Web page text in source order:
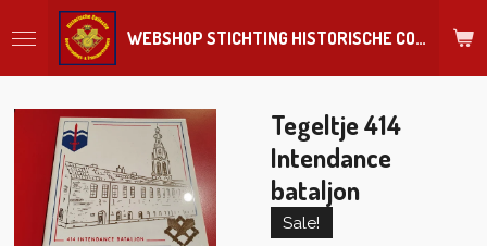
direct
hoofdinhoud
WEBSHOP STICHTING HISTORISCHE COLLECTIE REGIMENT
Tegeltje 414
Intendance
bataljon
Sale!